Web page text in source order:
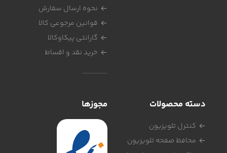
نحوه ارسال سفارش
قوانین مرجوعی کالا
گارانتی پیکاوکالا
خرید نقد و اقساط
دسته محصولات
کنترل تلویزیون
محافظ صفحه تلویزیون
مجوزها